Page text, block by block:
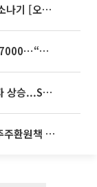
35도 안팎 무더위 이어져…전국 곳곳 소나기 [오늘 날씨]
[주간증시전망] 다음주 코스피 6000~7000⋯“外人 수급은 정책이 변수”
뉴욕증시, 연준 금리인상 기대감 꺾이자 상승...S&P500 사상 최고치 [종합]
SK하이닉스, 분기배당 375원 확정…주주환원책 9월로 앞당겨 발표